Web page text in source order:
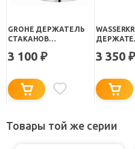
GROHE ДЕРЖАТЕЛЬ
СТАКАНОВ
3 100 ₽ 3 350 ₽
Товары той же серии